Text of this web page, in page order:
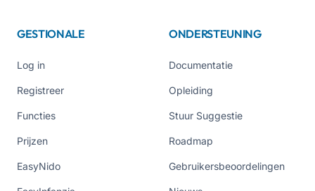
GESTIONALE
Log in
Registreer
Functies
Prijzen
EasyNido
ONDERSTEUNING
Documentatie
Opleiding
Stuur Suggestie
Roadmap
Gebruikersbeoordelingen